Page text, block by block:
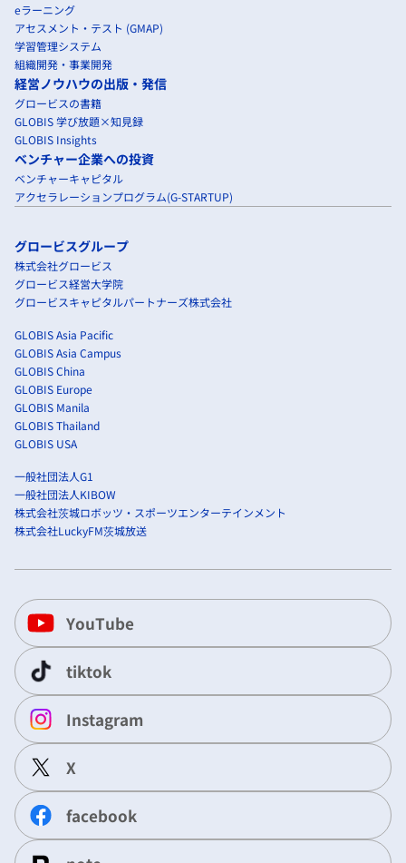
eラーニング
アセスメント・テスト (GMAP)
学習管理システム
組織開発・事業開発
経営ノウハウの出版・発信
グロービスの書籍
GLOBIS 学び放題×知見録
GLOBIS Insights
ベンチャー企業への投資
ベンチャーキャピタル
アクセラレーションプログラム(G-STARTUP)
グロービスグループ
株式会社グロービス
グロービス経営大学院
グロービスキャピタルパートナーズ株式会社
GLOBIS Asia Pacific
GLOBIS Asia Campus
GLOBIS China
GLOBIS Europe
GLOBIS Manila
GLOBIS Thailand
GLOBIS USA
一般社団法人G1
一般社団法人KIBOW
株式会社茨城ロボッツ・スポーツエンターテインメント
株式会社LuckyFM茨城放送
YouTube
tiktok
Instagram
X
facebook